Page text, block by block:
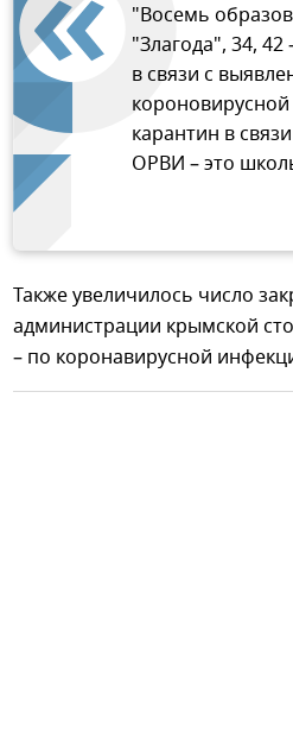
"Восемь
"Злагода", 34,
в связи с
карантин в
ОРВИ – это
Также увеличилось число
администрации крымской
– по коронавирусной